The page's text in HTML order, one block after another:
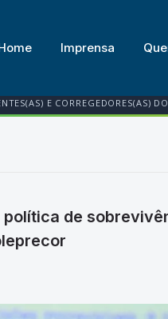
Imprensa
E CORREGEDORES(AS)
de